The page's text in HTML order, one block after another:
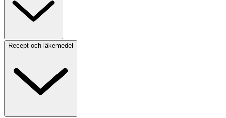
Recept och läkemedel